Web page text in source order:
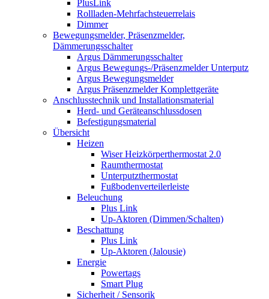
PlusLink
Rollladen-Mehrfachsteuerrelais
Dimmer
Bewegungsmelder, Präsenzmelder,
Dämmerungsschalter
Argus Dämmerungsschalter
Argus Bewegungs-/Präsenzmelder Unterputz
Argus Bewegungsmelder
Argus Präsenzmelder Komplettgeräte
Anschlusstechnik und Installationsmaterial
Herd- und Geräteanschlussdosen
Befestigungsmaterial
Übersicht
Heizen
Wiser Heizkörperthermostat 2.0
Raumthermostat
Unterputzthermostat
Fußbodenverteilerleiste
Beleuchung
Plus Link
Up-Aktoren (Dimmen/Schalten)
Beschattung
Plus Link
Up-Aktoren (Jalousie)
Energie
Powertags
Smart Plug
Sicherheit / Sensorik